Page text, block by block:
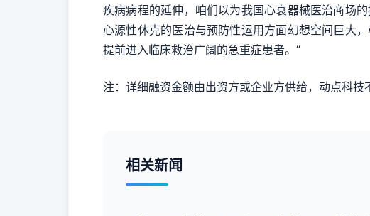
疾病病程的延伸，咱们以为我国心衰器械医治商场
心源性休克的医治与预防性运用方面幻想空间巨大
提前进入临床救治广阔的急重症患者。”
注：详细融资金额由出资方或企业方供给，动点科技
相关新闻